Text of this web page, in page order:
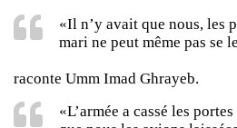
«Il n’y avait que nous, les
mari ne peut même pas se
raconte Umm Imad Ghrayeb.
«L’armée a cassé les